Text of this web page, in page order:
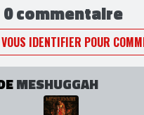
0 commentaire
IDENTIFIER POUR
MESHUGGAH